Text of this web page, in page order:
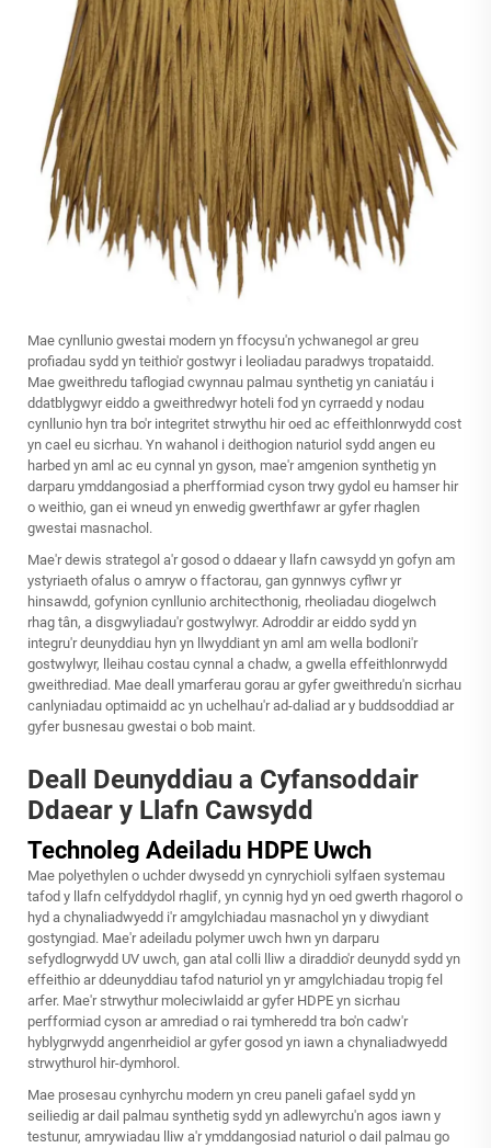
Mae cynllunio gwestai modern yn ffocysu'n ychwanegol ar greu
profiadau sydd yn teithio'r gostwyr i leoliadau paradwys tropataidd.
Mae gweithredu taflogiad cwynnau palmau synthetig yn caniatáu i
ddatblygwyr eiddo a gweithredwyr hoteli fod yn cyrraedd y nodau
cynllunio hyn tra bo'r integritet strwythu hir oed ac effeithlonrwydd cost
yn cael eu sicrhau. Yn wahanol i deithogion naturiol sydd angen eu
harbed yn aml ac eu cynnal yn gyson, mae'r amgenion synthetig yn
darparu ymddangosiad a pherfformiad cyson trwy gydol eu hamser hir
o weithio, gan ei wneud yn enwedig gwerthfawr ar gyfer rhaglen
gwestai masnachol.
Mae'r dewis strategol a'r gosod o ddaear y llafn cawsydd yn gofyn am
ystyriaeth ofalus o amryw o ffactorau, gan gynnwys cyflwr yr
hinsawdd, gofynion cynllunio architecthonig, rheoliadau diogelwch
rhag tân, a disgwyliadau'r gostwylwyr. Adroddir ar eiddo sydd yn
integru'r deunyddiau hyn yn llwyddiant yn aml am wella bodloni'r
gostwylwyr, lleihau costau cynnal a chadw, a gwella effeithlonrwydd
gweithrediad. Mae deall ymarferau gorau ar gyfer gweithredu'n sicrhau
canlyniadau optimaidd ac yn uchelhau'r ad-daliad ar y buddsoddiad ar
gyfer busnesau gwestai o bob maint.
Deall Deunyddiau a Cyfansoddair
Ddaear y Llafn Cawsydd
Technoleg Adeiladu HDPE Uwch
Mae polyethylen o uchder dwysedd yn cynrychioli sylfaen systemau
tafod y llafn celfyddydol rhaglif, yn cynnig hyd yn oed gwerth rhagorol o
hyd a chynaliadwyedd i'r amgylchiadau masnachol yn y diwydiant
gostyngiad. Mae'r adeiladu polymer uwch hwn yn darparu
sefydlogrwydd UV uwch, gan atal colli lliw a diraddio'r deunydd sydd yn
effeithio ar ddeunyddiau tafod naturiol yn yr amgylchiadau tropig fel
arfer. Mae'r strwythur moleciwlaidd ar gyfer HDPE yn sicrhau
perfformiad cyson ar amrediad o rai tymheredd tra bo'n cadw'r
hyblygrwydd angenrheidiol ar gyfer gosod yn iawn a chynaliadwyedd
strwythurol hir-dymhorol.
Mae prosesau cynhyrchu modern yn creu paneli gafael sydd yn
seiliedig ar dail palmau synthetig sydd yn adlewyrchu'n agos iawn y
testunur, amrywiadau lliw a'r ymddangosiad naturiol o dail palmau go